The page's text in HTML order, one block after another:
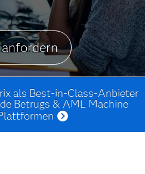
als Best-in-Class-Anbieter
Betrugs & AML Machine